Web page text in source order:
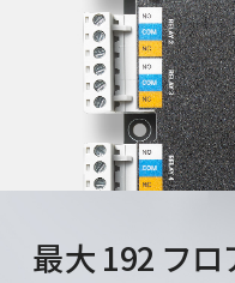
最大 192 フ